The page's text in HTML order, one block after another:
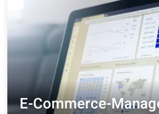
E-Commerce-